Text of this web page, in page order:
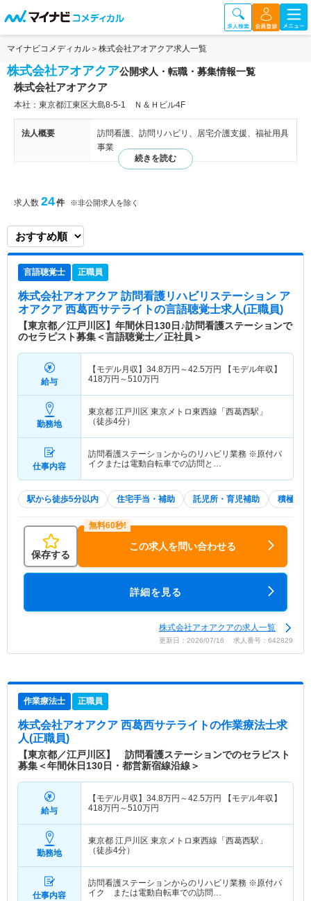
マイナビコメディカル 株式会社アオアクア求人一覧
株式会社アオアクア公開求人・転職・募集情報一覧
株式会社アオアクア
本社：東京都江東区大島8-5-1 Ｎ＆Ｈビル4F
法人概要
訪問看護、訪問リハビリ、居宅介護支援、福祉用具
事業
特色
江東区を中心に、墨田区、江戸川区、城東区を代表
す。また大学病院などの管理者が訪問看護を研修す
日休みなのでライフワークバランスのとりやすい環
境です。 ●社風もお互いに意見を言いやすく、風通
しの良い環境です。 ●江東区全域を担当しており、
電動自転車、または原付での訪問となりますが、エ
を設定しています。 ●3ヶ月の試用期間の間に先輩
と同行し、学んでいく事が出来るので、土地勘の無
い方や訪問看護未経験の方でも安心して入職できま
す。（試用期間は3ヶ月、同条件になります） ●OJ
T、Off-JT、SDSなどを取り入れており、資格支援
制度、研修費負担制度などがあります。
求人数 24件 ※非公開求人を除く
言語聴覚士 正職員
株式会社アオアクア 訪問看護リハビリステーション ア
オアクア 西葛西サテライトの言語聴覚士求人(正職員)
【東京都／江戸川区】年間休日130日♪訪問看護ステーションで
のセラピスト募集＜言語聴覚士／正社員＞
給与
【モデル月収】 34.8万円～42.5万円 【モデル年収】
418万円～510万円
勤務地
東京都 江戸川区 東京メトロ東西線「西葛西駅」
（徒歩4分）
仕事内容
訪問看護ステーションからのリハビリ業務 ※原付バ
イクまたは電動自転車での訪問と…
駅から徒歩5分以内 住宅手当・補助 託児所・育児補助 積極採
保存する
この求人を問い合わせる
詳細を見る
株式会社アオアクアの求人一覧
更新日：2026/07/16 求人番号：642829
作業療法士 正職員
株式会社アオアクア 西葛西サテライトの作業療法士求
人(正職員)
【東京都／江戸川区】 訪問看護ステーションでのセラピスト
募集＜年間休日130日・都営新宿線沿線＞
給与
【モデル月収】 34.8万円～42.5万円 【モデル年収】
418万円～510万円
勤務地
東京都 江戸川区 東京メトロ東西線「西葛西駅」
（徒歩4分）
仕事内容
訪問看護ステーションからのリハビリ業務 ※原付バ
イク または電動自転車での訪問…